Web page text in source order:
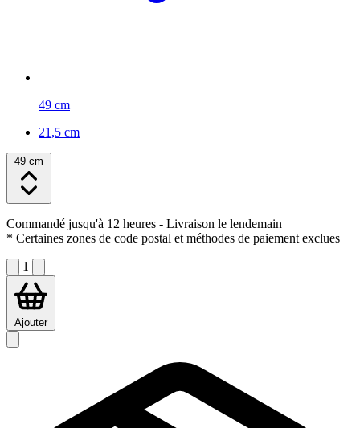
49 cm
21,5 cm
49 cm
Commandé jusqu'à 12 heures - Livraison le lendemain
* Certaines zones de code postal et méthodes de paiement exclues
1
Ajouter